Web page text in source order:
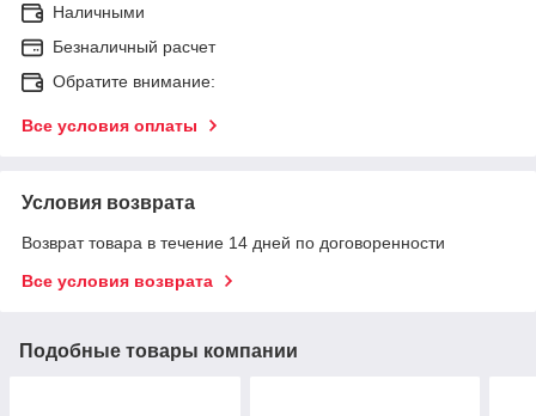
Наличными
Безналичный расчет
Обратите внимание:
Все условия оплаты
Условия возврата
Возврат товара в течение 14 дней по договоренности
Все условия возврата
Подобные товары компании